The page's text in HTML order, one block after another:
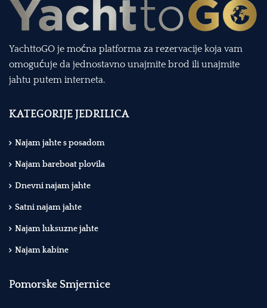
YachttoGO je moćna platforma za rezervacije koja vam
omogućuje da jednostavno unajmite brod ili unajmite
jahtu putem interneta.
KATEGORIJE JEDRILICA
Najam jahte s posadom
Najam bareboat plovila
Dnevni najam jahte
Satni najam jahte
Najam luksuzne jahte
Najam kabine
Pomorske Smjernice